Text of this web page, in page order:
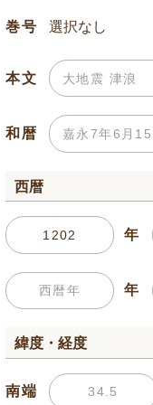
巻号
本文
和暦
西暦
年
年
緯度・経度
南端